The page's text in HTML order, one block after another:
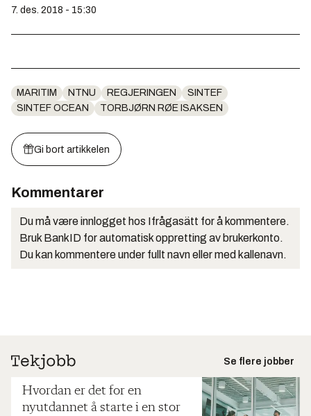
7. des. 2018 - 15:30
MARITIM NTNU REGJERINGEN
SINTEF
SINTEF OCEAN
TORBJØRN RØE ISAKSEN
Gi bort artikkelen
Kommentarer
Du må være innlogget hos Ifrågasätt for å kommentere.
Bruk BankID for automatisk oppretting av brukerkonto.
Du kan kommentere under fullt navn eller med kallenavn.
Se flere jobber
Hvordan er det for en
nyutdannet å starte i en stor